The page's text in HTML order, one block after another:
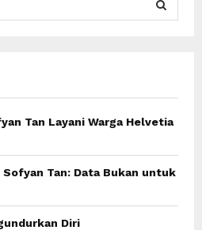
Tan Layani Warga Helvetia
Tan: Data Bukan untuk
Diri